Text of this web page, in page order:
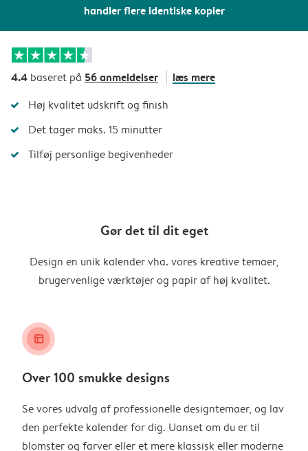
handler flere identiske kopier
4.4 baseret på 56 anmeldelser læs mere
Høj kvalitet udskrift og finish
Det tager maks. 15 minutter
Tilføj personlige begivenheder
Gør det til dit eget
Design en unik kalender vha. vores kreative temaer,
brugervenlige værktøjer og papir af høj kvalitet.
layout_alt
Over 100 smukke designs
Se vores udvalg af professionelle designtemaer, og lav
den perfekte kalender for dig. Uanset om du er til
blomster og farver eller et mere klassisk eller moderne